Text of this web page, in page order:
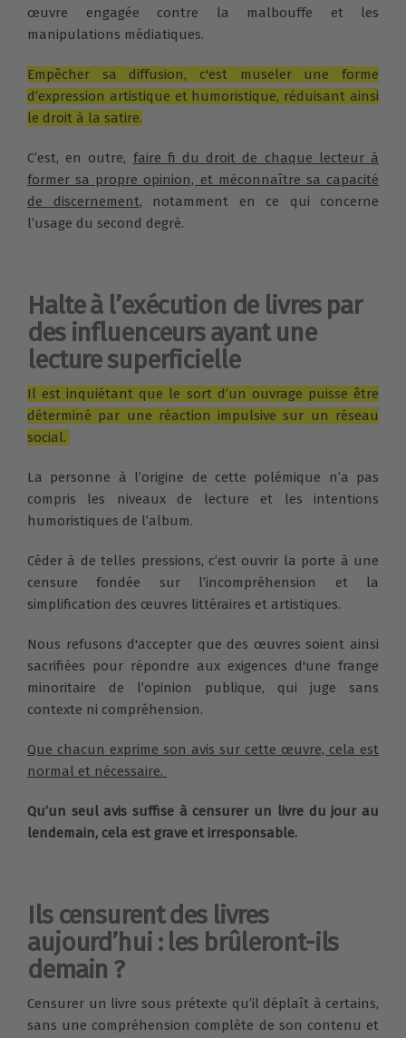
œuvre engagée contre la malbouffe et les
manipulations médiatiques.
Empêcher sa diffusion, c'est museler une forme
d’expression artistique et humoristique, réduisant ainsi
le droit à la satire.
C’est, en outre, faire fi du droit de chaque lecteur à
former sa propre opinion, et méconnaître sa capacité
de discernement, notamment en ce qui concerne
l’usage du second degré.
Halte à l’exécution de livres par
des influenceurs ayant une
lecture superficielle
Il est inquiétant que le sort d’un ouvrage puisse être
déterminé par une réaction impulsive sur un réseau
social.
La personne à l’origine de cette polémique n’a pas
compris les niveaux de lecture et les intentions
humoristiques de l’album.
Céder à de telles pressions, c’est ouvrir la porte à une
censure fondée sur l’incompréhension et la
simplification des œuvres littéraires et artistiques.
Nous refusons d'accepter que des œuvres soient ainsi
sacrifiées pour répondre aux exigences d'une frange
minoritaire de l’opinion publique, qui juge sans
contexte ni compréhension.
Que chacun exprime son avis sur cette œuvre, cela est
normal et nécessaire.
Qu’un seul avis suffise à censurer un livre du jour au
lendemain, cela est grave et irresponsable.
Ils censurent des livres
aujourd’hui : les brûleront-ils
demain ?
Censurer un livre sous prétexte qu’il déplaît à certains,
sans une compréhension complète de son contenu et